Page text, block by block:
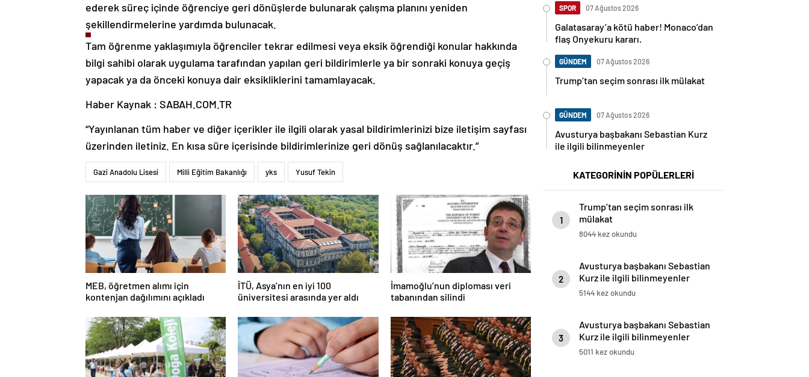
ederek süreç içinde öğrenciye geri dönüşlerde bulunarak çalışma planını yeniden
şekillendirmelerine yardımda bulunacak.
Tam öğrenme yaklaşımıyla öğrenciler tekrar edilmesi veya eksik öğrendiği konular hakkında
bilgi sahibi olarak uygulama tarafından yapılan geri bildirimlerle ya bir sonraki konuya geçiş
yapacak ya da önceki konuya dair eksikliklerini tamamlayacak.
Haber Kaynak : SABAH.COM.TR
“Yayınlanan tüm haber ve diğer içerikler ile ilgili olarak yasal bildirimlerinizi bize iletişim sayfası
üzerinden iletiniz. En kısa süre içerisinde bildirimlerinize geri dönüş sağlanılacaktır.”
Gazi Anadolu Lisesi Milli Eğitim Bakanlığı yks Yusuf Tekin
MEB, öğretmen alımı için
kontenjan dağılımını açıkladı
İTÜ, Asya’nın en iyi 100
üniversitesi arasında yer aldı
İmamoğlu’nun diploması veri
tabanından silindi
SPOR 07 Ağustos 2026
Galatasaray’a kötü haber! Monaco’dan
flaş Onyekuru kararı.
GÜNDEM 07 Ağustos 2026
Trump’tan seçim sonrası ilk mülakat
GÜNDEM 07 Ağustos 2026
Avusturya başbakanı Sebastian Kurz
ile ilgili bilinmeyenler
KATEGORİNİN POPÜLERLERİ
1
Trump’tan seçim sonrası ilk
mülakat
8044 kez okundu
2
Avusturya başbakanı Sebastian
Kurz ile ilgili bilinmeyenler
5144 kez okundu
3
Avusturya başbakanı Sebastian
Kurz ile ilgili bilinmeyenler
5011 kez okundu